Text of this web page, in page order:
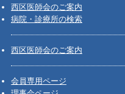
西区医師会のご案内
病院・診療所の検索
西区医師会のご案内
会員専用ページ